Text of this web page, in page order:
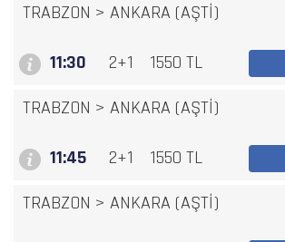
11:30
TRABZON > ANKARA (AŞTİ)
2+1 1550 TL
11:45
TRABZON > ANKARA (AŞTİ)
2+1 1550 TL
TRABZON > ANKARA (AŞTİ)